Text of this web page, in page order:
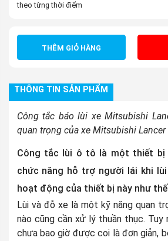
theo từng thời điểm
THÊM GIỎ HÀNG
THÔNG TIN SẢN PHẨM
Công tắc báo lùi xe Mitsubishi
quan trọng của xe Mitsubishi Lancer
Công tắc lùi ô tô là một thiết bị
chức năng hỗ trợ người lái khi lùi
hoạt động của thiết bị này như
Lùi và đỗ xe là một kỹ năng quan
nào cũng cần xử lý thuần thục. Tuy
chưa bao giờ được coi là đơn giản,